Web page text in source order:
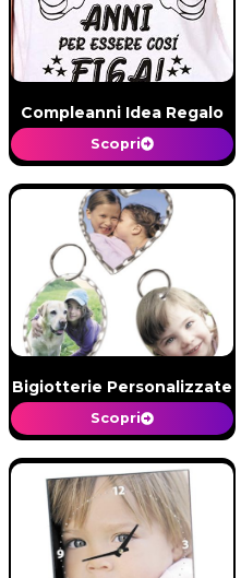
Compleanni Idea Regalo
Scopri
Bigiotterie Personalizzate
Scopri